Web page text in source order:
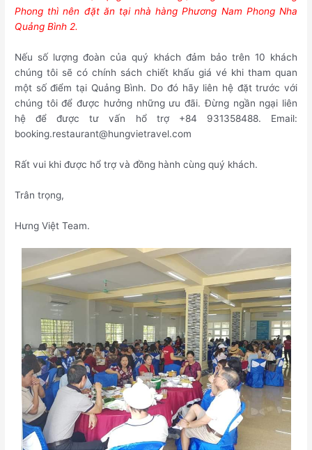
Phong thì nên đặt ăn tại nhà hàng Phương Nam Phong Nha
Quảng Bình 2.
Nếu số lượng đoàn của quý khách đảm bảo trên 10 khách
chúng tôi sẽ có chính sách chiết khấu giá vé khi tham quan
một số điểm tại Quảng Bình. Do đó hãy liên hệ đặt trước với
chúng tôi để được hưởng những ưu đãi. Đừng ngần ngại liên
hệ để được tư vấn hổ trợ +84 931358488. Email:
booking.restaurant@hungvietravel.com
Rất vui khi được hổ trợ và đồng hành cùng quý khách.
Trân trọng,
Hưng Việt Team.